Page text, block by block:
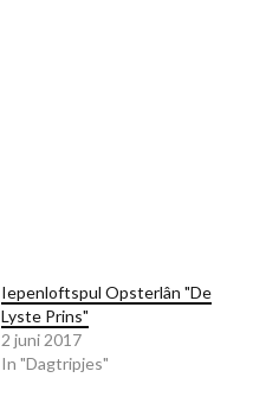
Iepenloftspul Opsterlân "De
Lyste Prins"
2 juni 2017
In "Dagtripjes"